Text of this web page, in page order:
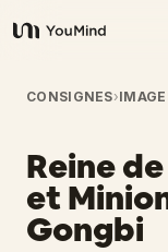
YouMind
Aperçu
Cas d'usage
Compétences
CONSIGNES›
Reine
et
Gongbi